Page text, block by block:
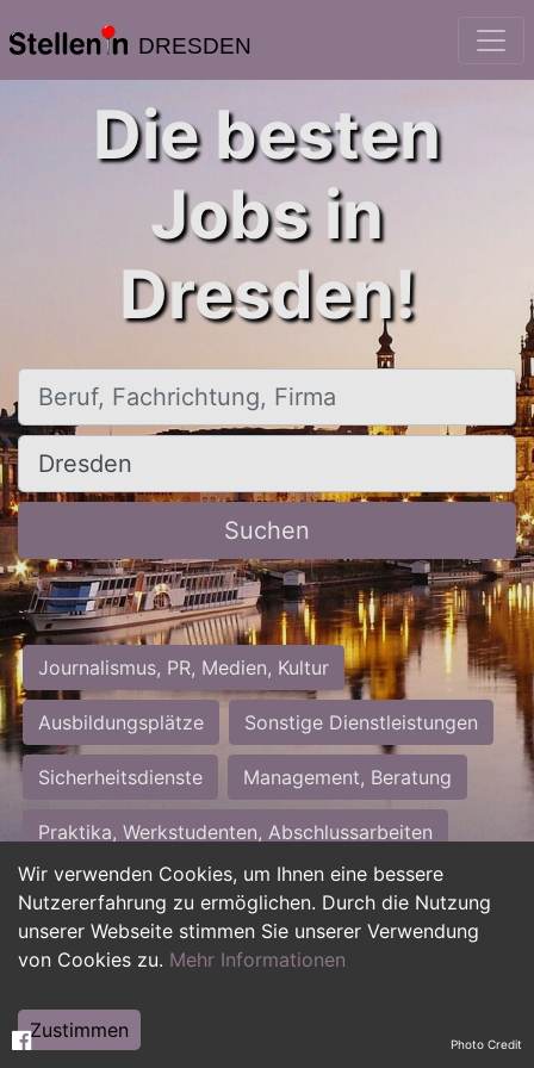
DRESDEN
Wir verwenden Cookies, um Ihnen eine bessere
Nutzererfahrung zu ermöglichen. Durch die Nutzung
unserer Webseite stimmen Sie unserer Verwendung
von Cookies zu. Mehr Informationen
Zustimmen
Die besten
Jobs in
Dresden!
Beruf, Fachrichtung, Firma
Ort, Stadt
Suchen
Journalismus, PR, Medien, Kultur
Ausbildungsplätze Sonstige Dienstleistungen
Sicherheitsdienste Management, Beratung
Praktika, Werkstudenten, Abschlussarbeiten
Personalwesen Assistenz, Sekretariat
Hilfskräfte, Aushilfs- und Nebenjobs
Weiterbildung, Studium, duale Ausbildung Photo Credit